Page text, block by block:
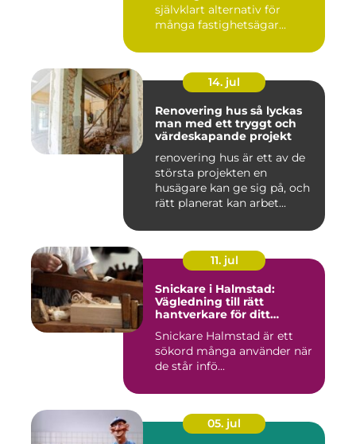
självklart alternativ för
många fastighetsägar...
14. jul
Renovering hus så lyckas
man med ett tryggt och
värdeskapande projekt
renovering hus är ett av de
största projekten en
husägare kan ge sig på, och
rätt planerat kan arbet...
11. jul
Snickare i Halmstad:
Vägledning till rätt
hantverkare för ditt
Snickare Halmstad är ett
sökord många använder när
de står infö...
05. jul